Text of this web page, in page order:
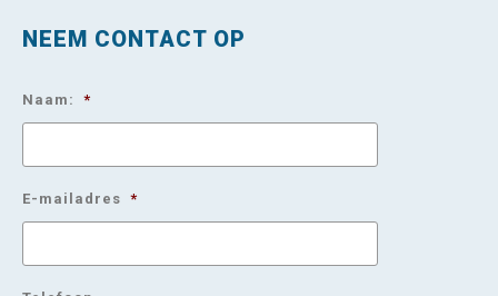
NEEM CONTACT OP
Naam: *
E-mailadres *